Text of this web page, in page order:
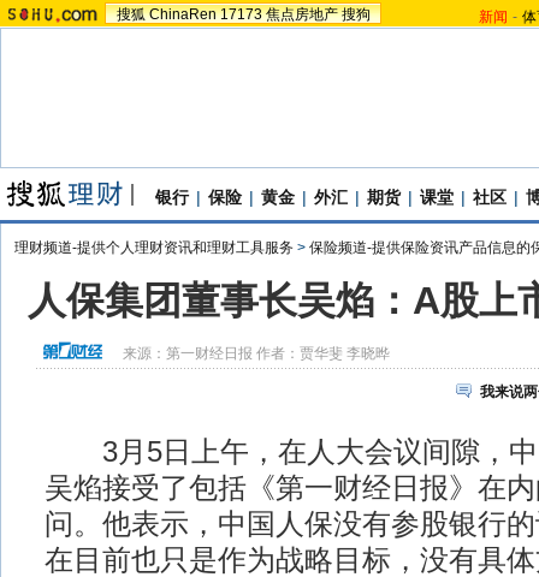
搜狐 ChinaRen 17173 焦点房地产 搜狗 新闻 -
银行 | 保险 | 黄金 | 外汇 | 期货 | 课堂 | 社区 |
理财频道-提供个人理财资讯和理财工具服务 > 保险频道-提供保险资讯产品信息的
人保集团董事长吴焰：A股上
来源： 第一财经日报 作者：贾华斐 李晓晔
我来说
3月5日上午，在人大会议间隙，中
吴焰接受了包括《第一财经日报》在
问。他表示，中国人保没有参股银行
在目前也只是作为战略目标，没有具